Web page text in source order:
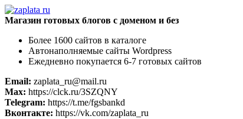
Магазин готовых блогов с доменом и без
Более 1600 сайтов в каталоге
Автонаполняемые сайты Wordpress
Ежедневно покупается 6-7 готовых сайтов
Email: zaplata_ru@mail.ru
Max: https://clck.ru/3SZQNY
Telegram: https://t.me/fgsbankd
Вконтакте: https://vk.com/zaplata_ru